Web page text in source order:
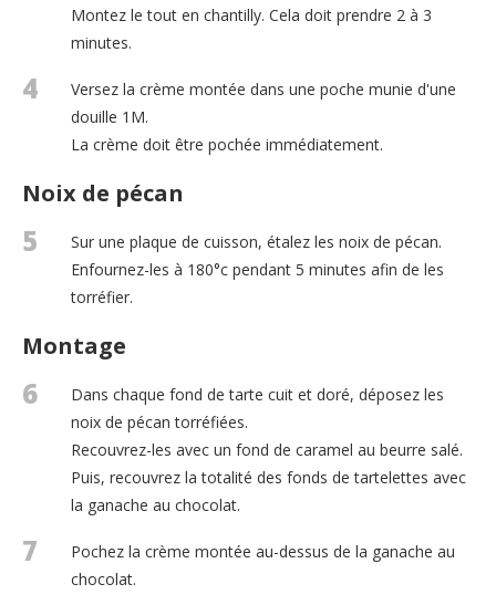
Montez le tout en chantilly. Cela doit prendre 2 à 3
minutes.
4
Versez la crème montée dans une poche munie d'une
douille 1M.
La crème doit être pochée immédiatement.
Noix de pécan
5
Sur une plaque de cuisson, étalez les noix de pécan.
Enfournez-les à 180°c pendant 5 minutes afin de les
torréfier.
Montage
6
Dans chaque fond de tarte cuit et doré, déposez les
noix de pécan torréfiées.
Recouvrez-les avec un fond de caramel au beurre salé.
Puis, recouvrez la totalité des fonds de tartelettes avec
la ganache au chocolat.
7
Pochez la crème montée au-dessus de la ganache au
chocolat.